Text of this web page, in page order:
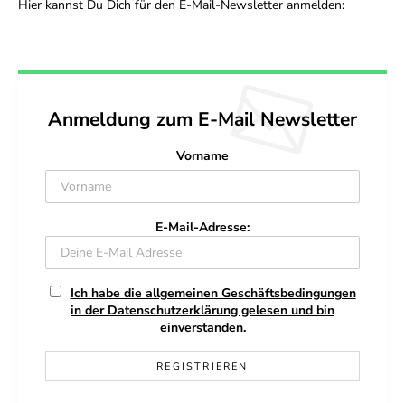
Hier kannst Du Dich für den E-Mail-Newsletter anmelden:
Anmeldung zum E-Mail Newsletter
Vorname
E-Mail-Adresse:
Ich habe die allgemeinen Geschäftsbedingungen
in der Datenschutzerklärung gelesen und bin
einverstanden.